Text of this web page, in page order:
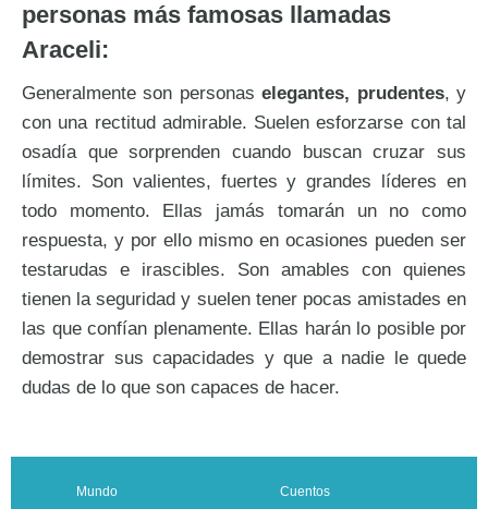
personas más famosas llamadas
Araceli:
Generalmente son personaselegantes, prudentes, y
con una rectitud admirable. Suelen esforzarse con tal
osadía que sorprenden cuando buscan cruzar sus
límites. Son valientes, fuertes y grandes líderes en
todo momento. Ellas jamás tomarán un no como
respuesta, y por ello mismo en ocasiones pueden ser
testarudas e irascibles. Son amables con quienes
tienen la seguridad y suelen tener pocas amistades en
las que confían plenamente. Ellas harán lo posible por
demostrar sus capacidades y que a nadie le quede
dudas de lo que son capaces de hacer.
Mundo
Cuentos